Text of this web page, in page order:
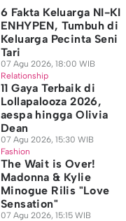
6 Fakta Keluarga NI-KI
ENHYPEN, Tumbuh di
Keluarga Pecinta Seni
Tari
07 Agu 2026, 18:00 WIB
Relationship
11 Gaya Terbaik di
Lollapalooza 2026,
aespa hingga Olivia
Dean
07 Agu 2026, 15:30 WIB
Fashion
The Wait is Over!
Madonna & Kylie
Minogue Rilis "Love
Sensation"
07 Agu 2026, 15:15 WIB